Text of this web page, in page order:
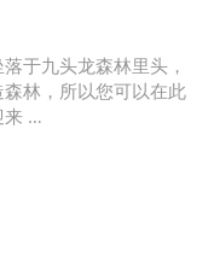
于九头龙森林里头，
林，所以您可以在此
来 …